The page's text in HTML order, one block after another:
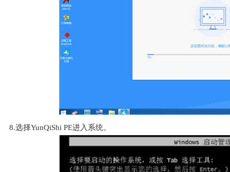
8.选择YunQiShi PE进入系统。